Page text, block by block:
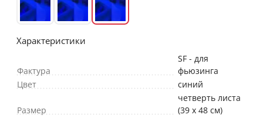
Характеристики
Фактура
SF - для
фьюзинга
Цвет
синий
Размер
четверть листа
(39 х 48 см)